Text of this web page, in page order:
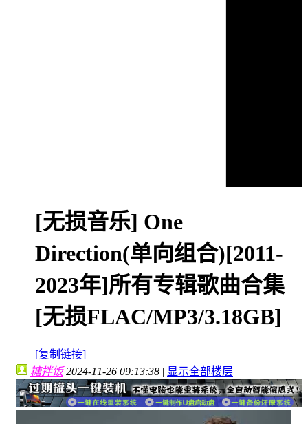
[无损音乐] One
Direction(单向组合)[2011-
2023年]所有专辑歌曲合集
[无损FLAC/MP3/3.18GB]
[复制链接]
糖拌饭2024-11-26 09:13:38 | 显示全部楼层